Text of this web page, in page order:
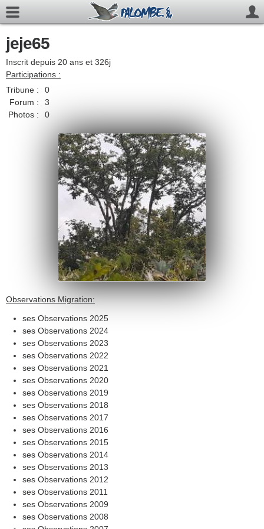
jeje65
Inscrit depuis 20 ans et 326j
Participations :
Tribune :
0
Forum :
3
Photos :
0
Observations Migration:
ses Observations 2025
ses Observations 2024
ses Observations 2023
ses Observations 2022
ses Observations 2021
ses Observations 2020
ses Observations 2019
ses Observations 2018
ses Observations 2017
ses Observations 2016
ses Observations 2015
ses Observations 2014
ses Observations 2013
ses Observations 2012
ses Observations 2011
ses Observations 2009
ses Observations 2008